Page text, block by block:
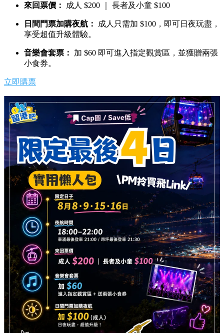
來回票價： 成人 $200 ｜ 長者及小童 $100
日間門票加購夜航：
成人只需加 $100，即可日夜玩盡，
享受超值升級體驗。
音樂會套票：
加 $60 即可進入指定觀賞區，並獲贈兩張
小食券。
立即購票